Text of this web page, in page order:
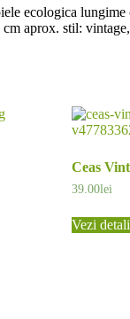
ecologica
aprox. stil:
Ceas
39.00lei
Vezi